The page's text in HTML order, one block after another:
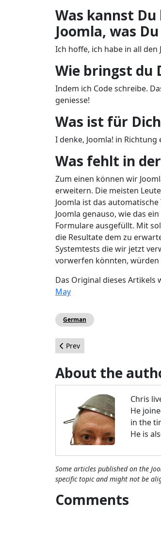
Was kannst
Joomla, was
Ich hoffe, ich habe in all
Wie bringst du
Indem ich Code schreibe.
geniesse!
Was ist für
I denke, Joomla! in
Was fehlt in
Zum einen können wir
erweitern. Die meisten
Joomla ist das
Joomla genauso, wie das
Formulare ausgefüllt. Mit
die Resultate dem zu
Systemtests die wir jetzt
vorwerfen könnten, würden
Das Original dieses Artikels
May
German
Previous article: How to
Prev
About the
Chris
He
in the
He is
Some articles published on the
specific topic and might not be
Comments